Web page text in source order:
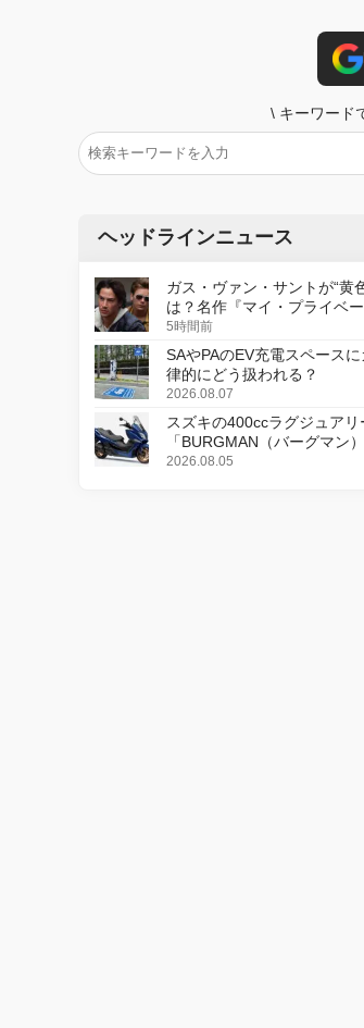
\ キーワード
ヘッドラインニュース
ガス・ヴァン・サントが“黄
は？名作『マイ・プライベ
デジタルリマスター版で復活
5時間前
SAやPAのEV充電スペース
律的にどう扱われる？
2026.08.07
スズキの400ccラグジュア
「BURGMAN（バーグマン
更し、8月18日に発売
2026.08.05